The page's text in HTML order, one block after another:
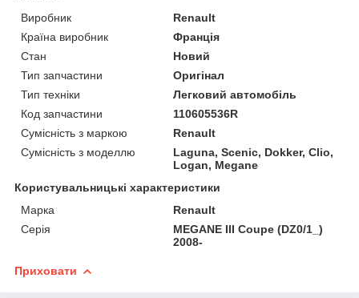
Виробник
Renault
Країна виробник
Франція
Стан
Новий
Тип запчастини
Оригінал
Тип техніки
Легковий автомобіль
Код запчастини
110605536R
Сумісність з маркою
Renault
Сумісність з моделлю
Laguna, Scenic, Dokker, Clio,
Logan, Megane
Користувальницькі характеристики
Марка
Renault
Серія
MEGANE III Coupe (DZ0/1_)
2008-
Приховати